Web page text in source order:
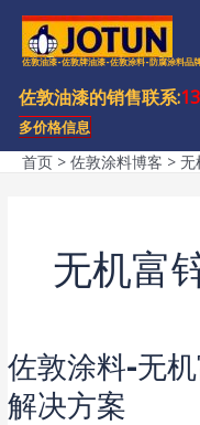
佐敦油漆-佐敦牌油漆-佐敦涂料-防腐涂料品
佐敦油漆的销售联系:
多价格信息
首页 佐敦涂料博客 无
无机富
佐敦涂料-无
解决方案